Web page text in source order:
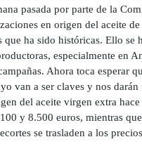
pasada por parte de la
en origen del aceite
ha sido históricas. Ello se
especialmente en
Ahora toca esperar
van a ser claves y nos
del aceite virgen extra
y 8.500 euros, mientras
se trasladen a los